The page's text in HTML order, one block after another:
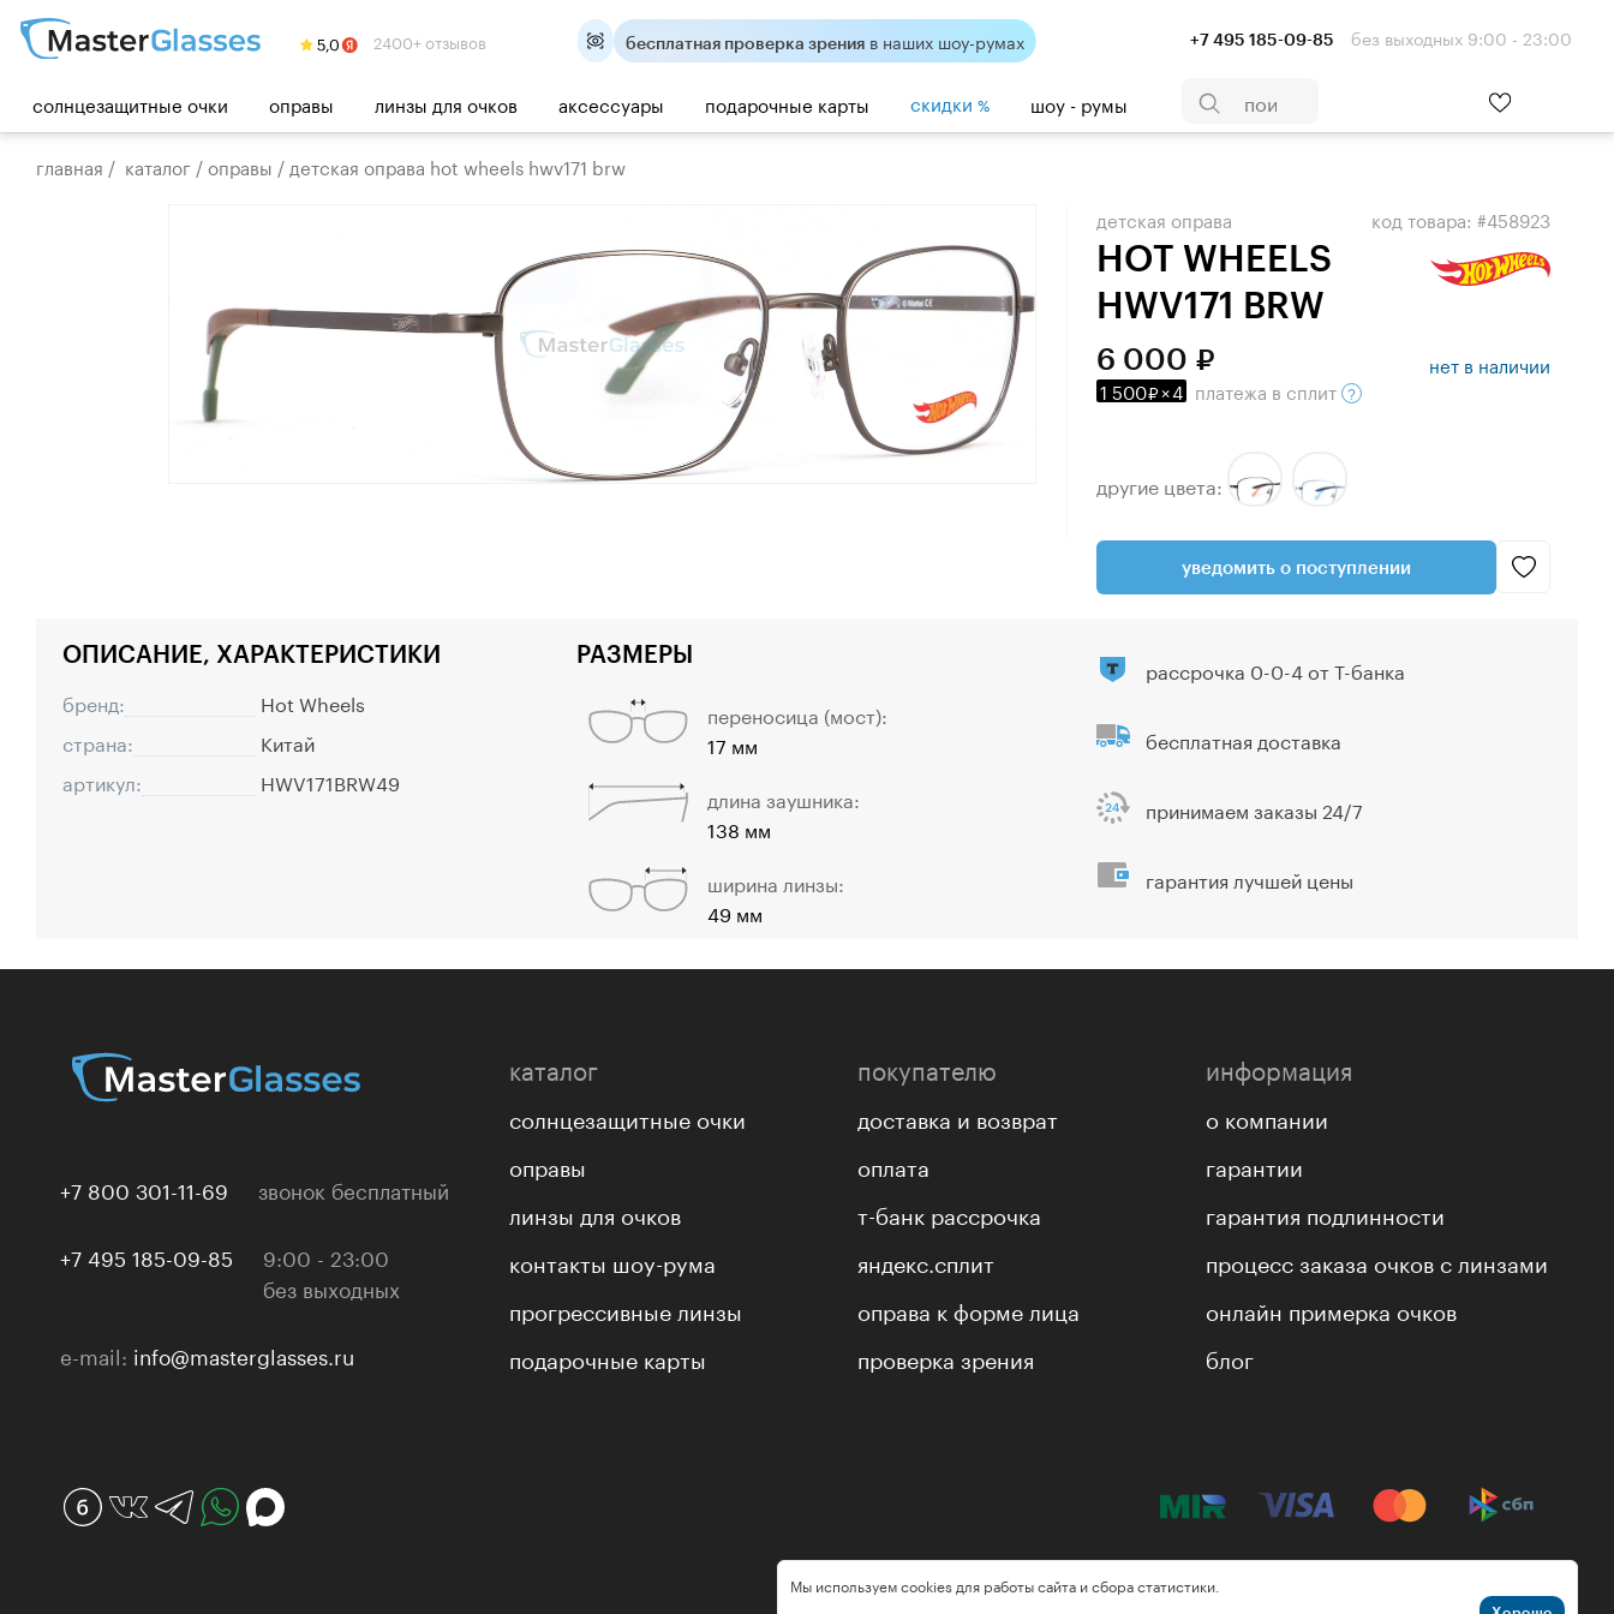
2400+ отзывов +7 495 185-09-85 без выходных 9:00 - 23:00
бесплатная проверка зрения в наших шоу-румах
солнцезащитные очки оправы линзы для очков аксессуары подарочные карты скидки % шоу - румы
главная / каталог /оправы / детская оправа hot wheels hwv171 brw
детская оправа
HOT WHEELS
HWV171 BRW
код товара: #458923
6 000
1 500 ×4 платежа в сплит
нет в наличии
другие цвета:
уведомить о поступлении
ОПИСАНИЕ, ХАРАКТЕРИСТИКИ
бренд:
Hot Wheels
страна:
Китай
артикул:
HWV171BRW49
РАЗМЕРЫ
переносица (мост):
17 мм
длина заушника:
138 мм
ширина линзы:
49 мм
рассрочка 0-0-4 от Т-банка
бесплатная доставка
принимаем заказы 24/7
гарантия лучшей цены
+7 800 301-11-69 звонок бесплатный
+7 495 185-09-85
9:00 - 23:00
без выходных
e-mail: info@masterglasses.ru
каталог
солнцезащитные очки
оправы
линзы для очков
контакты шоу-рума
прогрессивные линзы
подарочные карты
покупателю
доставка и возврат
оплата
т-банк рассрочка
яндекс.сплит
оправа к форме лица
проверка зрения
информация
о компании
гарантии
гарантия подлинности
процесс заказа очков с линзами
онлайн примерка очков
блог
Мы используем cookies для работы сайта и сбора статистики.